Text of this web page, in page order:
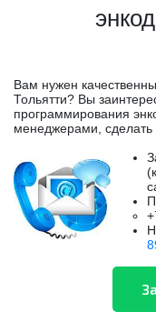
Вам нужен
Тольятти? Вы
программирования
менеджерами,